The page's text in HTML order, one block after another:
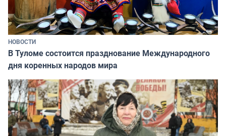
НОВОСТИ
В Туломе состоится празднование Международного
дня коренных народов мира